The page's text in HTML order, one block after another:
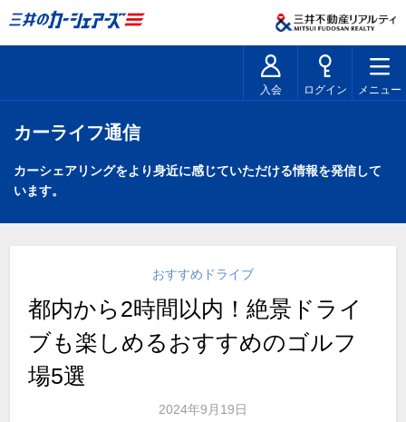
入会 ログイン メニュー
カーライフ通信
カーシェアリングをより身近に感じていただける情報を発信して
います。
おすすめドライブ
都内から2時間以内！絶景ドライ
ブも楽しめるおすすめのゴルフ
場5選
2024年9月19日